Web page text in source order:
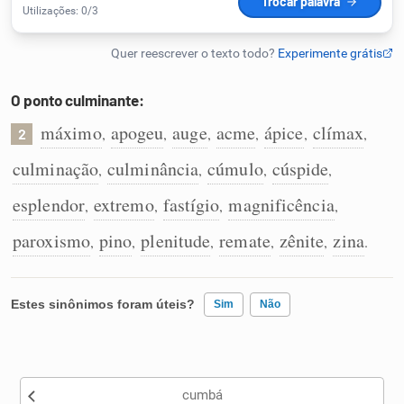
Cata-letras
Caça-palavras
Dicionário
Sinônimos
O ponto culminante:
2 máximo, apogeu, auge, acme, ápice, clímax,
culminação, culminância, cúmulo, cúspide,
esplendor, extremo, fastígio, magnificência,
paroxismo, pino, plenitude, remate, zênite, zina.
Estes sinônimos foram úteis? Sim Não
Nenhum dos sinônimos apresentados me ajudou
cumbá